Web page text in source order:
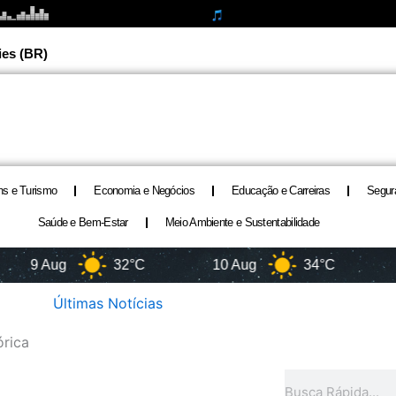
(BR)
e Turismo Economia e Negócios Educação e Carreiras
Saúde e Bem-Estar Meio Ambiente e Sustentabilidade
9 Aug 32°C 10 Aug 34°C 11
Últimas Notícias